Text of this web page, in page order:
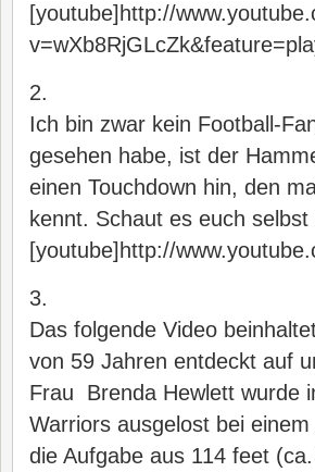
[youtube]http://
2.
Ich bin zwar kein Football-
gesehen habe, ist der
einen Touchdown hin, den
kennt. Schaut es euch
[youtube]http://
3.
Das folgende Video
von 59 Jahren entdeckt auf
Frau Brenda Hewlett wurde
Warriors ausgelost bei
die Aufgabe aus 114 feet